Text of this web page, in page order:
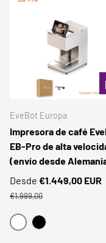
EveBot Europa
Impresora de café
EB-Pro de alta
(envío desde
Desde €1.449,00 EUR
€1.999,00
BLANCONEGRO